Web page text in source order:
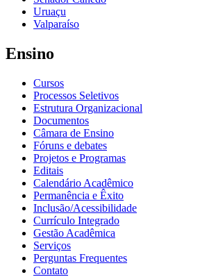
Uruaçu
Valparaíso
Ensino
Cursos
Processos Seletivos
Estrutura Organizacional
Documentos
Câmara de Ensino
Fóruns e debates
Projetos e Programas
Editais
Calendário Acadêmico
Permanência e Êxito
Inclusão/Acessibilidade
Currículo Integrado
Gestão Acadêmica
Serviços
Perguntas Frequentes
Contato